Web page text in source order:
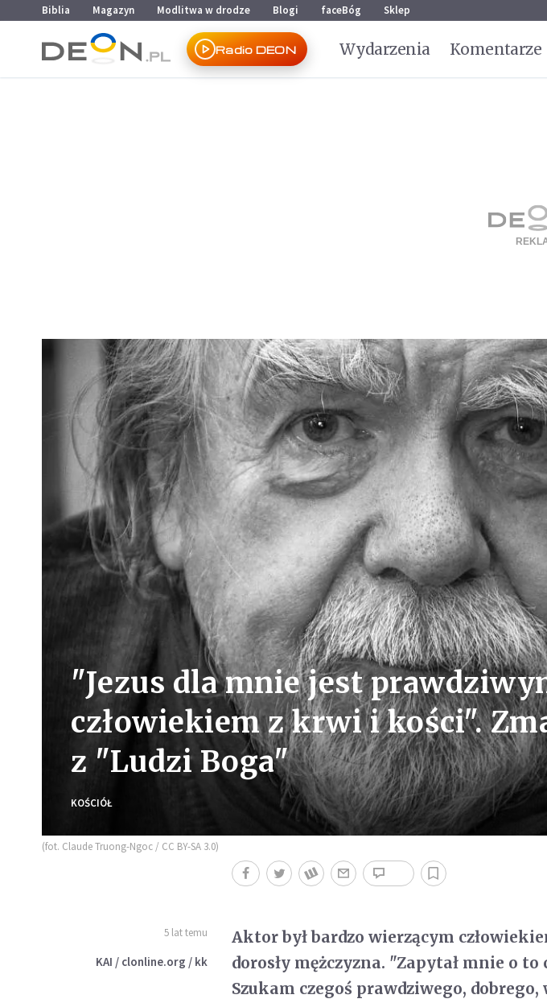
Przejdź do menu głównego
Przejdź do treści
Biblia Magazyn Modlitwa w drodze Blogi faceBóg Sklep
Radio DEON Wydarzenia Komentarze
"Jezus dla mnie jest
człowiekiem z krwi i kości".
z "Ludzi Boga"
KOŚCIÓŁ
(fot. Claude Truong-Ngoc / CC BY-SA 3.0)
5 lat temu
KAI / clonline.org / kk
Aktor był bardzo wierzącym
dorosły mężczyzna. "Zapytał mnie o to
Szukam czegoś prawdziwego,